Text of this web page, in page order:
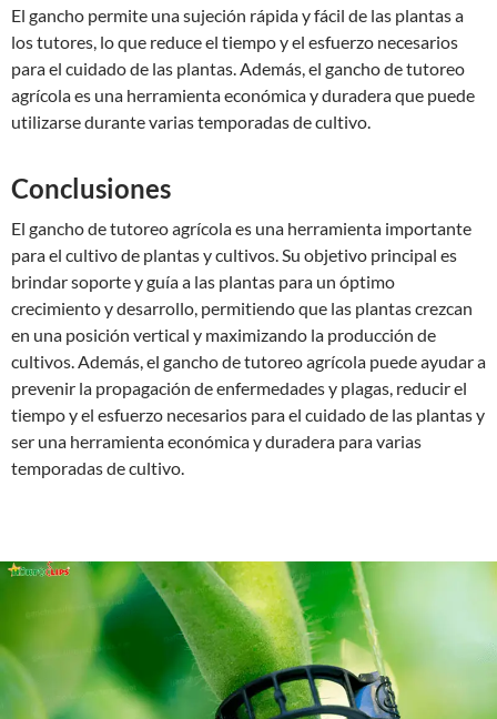
El gancho permite una sujeción rápida y fácil de las plantas a
los tutores, lo que reduce el tiempo y el esfuerzo necesarios
para el cuidado de las plantas. Además, el gancho de tutoreo
agrícola es una herramienta económica y duradera que puede
utilizarse durante varias temporadas de cultivo.
Conclusiones
El gancho de tutoreo agrícola es una herramienta importante
para el cultivo de plantas y cultivos. Su objetivo principal es
brindar soporte y guía a las plantas para un óptimo
crecimiento y desarrollo, permitiendo que las plantas crezcan
en una posición vertical y maximizando la producción de
cultivos. Además, el gancho de tutoreo agrícola puede ayudar a
prevenir la propagación de enfermedades y plagas, reducir el
tiempo y el esfuerzo necesarios para el cuidado de las plantas y
ser una herramienta económica y duradera para varias
temporadas de cultivo.